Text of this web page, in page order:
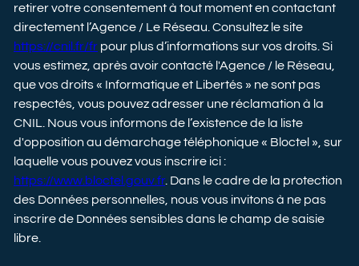
retirer votre consentement à tout moment en contactant
directement l’Agence / Le Réseau. Consultez le site
https://cnil.fr/fr pour plus d’informations sur vos droits. Si
vous estimez, après avoir contacté l'Agence / le Réseau,
que vos droits « Informatique et Libertés » ne sont pas
respectés, vous pouvez adresser une réclamation à la
CNIL. Nous vous informons de l’existence de la liste
d'opposition au démarchage téléphonique « Bloctel », sur
laquelle vous pouvez vous inscrire ici :
https://www.bloctel.gouv.fr. Dans le cadre de la protection
des Données personnelles, nous vous invitons à ne pas
inscrire de Données sensibles dans le champ de saisie
libre.